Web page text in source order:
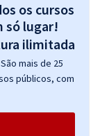
os cursos
só lugar!
mais de 25
públicos, com